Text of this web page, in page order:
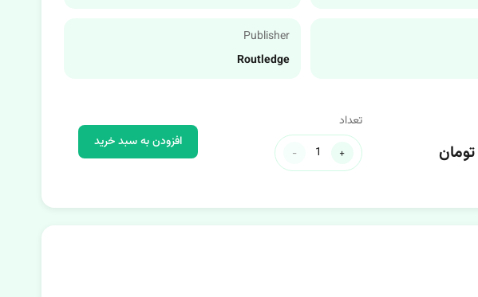
Publisher
Routledge
تعداد
+
-
افزودن به سبد خرید